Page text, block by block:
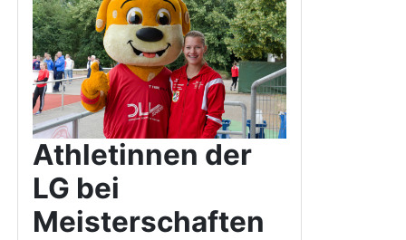
Athletinnen der
LG bei
Meisterschaften